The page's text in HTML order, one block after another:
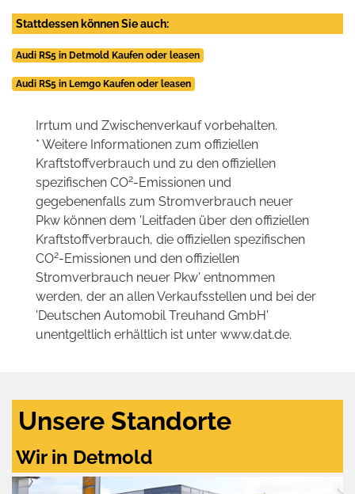
Stattdessen können Sie auch:
Audi RS5 in Detmold Kaufen oder leasen
Audi RS5 in Lemgo Kaufen oder leasen
Irrtum und Zwischenverkauf vorbehalten.
* Weitere Informationen zum offiziellen
Kraftstoffverbrauch und zu den offiziellen
spezifischen CO2-Emissionen und
gegebenenfalls zum Stromverbrauch neuer
Pkw können dem 'Leitfaden über den offiziellen
Kraftstoffverbrauch, die offiziellen spezifischen
CO2-Emissionen und den offiziellen
Stromverbrauch neuer Pkw' entnommen
werden, der an allen Verkaufsstellen und bei der
'Deutschen Automobil Treuhand GmbH'
unentgeltlich erhältlich ist unter www.dat.de.
Unsere Standorte
Wir in Detmold